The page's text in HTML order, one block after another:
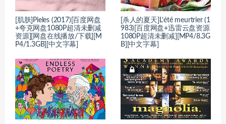
[肌肤]Pieles (2017)[百度网盘
+夸克网盘1080P超清未删减
资源][网盘在线播放/下载][M
P4/1.3GB][中文字幕]
[杀人的夏天]L’été meurtrier (1
983)[百度网盘+迅雷云盘资源
1080P超清未删减][MP4/8.3G
B][中文字幕]